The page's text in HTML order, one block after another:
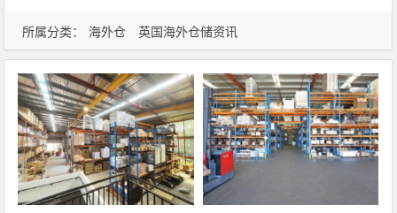
所属分类： 海外仓 英国海外仓储资讯